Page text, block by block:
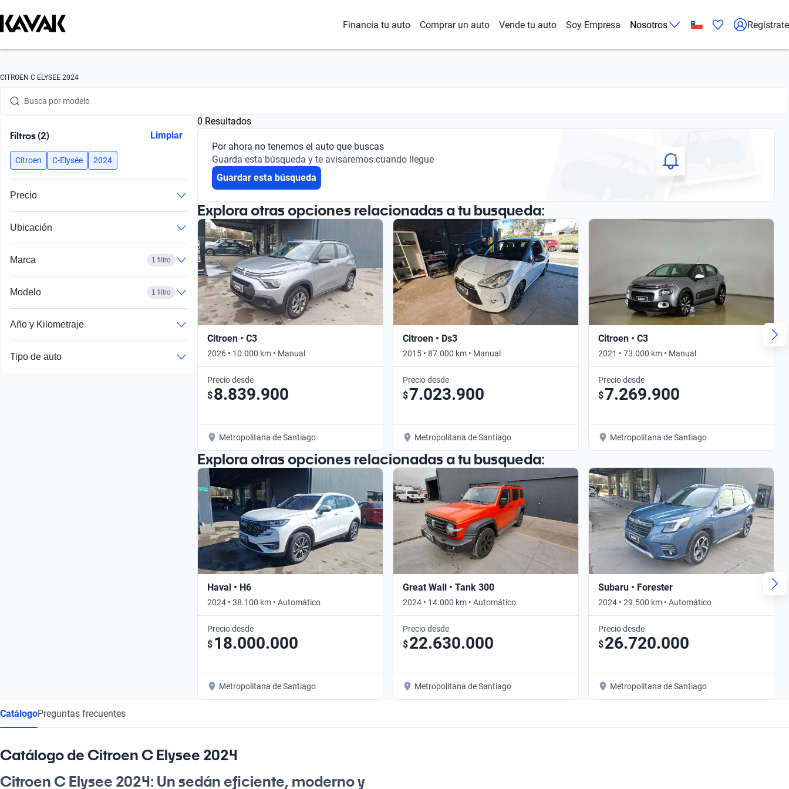
Financia tu auto Comprar un auto Vende tu auto Soy Empresa Nosotros Regístrate
CITROEN C ELYSEE 2024
Busca por marca
Busca por modelo
Busca por año
Busca por marca
Busca por versión
Busca por año
Filtros (2) Limpiar
Citroen C-Elysée 2024
Precio
Ubicación
Marca 1 filtro
Modelo 1 filtro
Año y Kilometraje
Tipo de auto
0 Resultados
Por ahora no tenemos el auto que buscas
Guarda esta búsqueda y te avisaremos cuando llegue
Guardar esta búsqueda
Explora otras opciones relacionadas a tu busqueda:
Citroen • C3
2026 • 10.000 km • Manual
Precio desde
$8.839.900
Metropolitana de Santiago
Citroen • Ds3
2015 • 87.000 km • Manual
Precio desde
$7.023.900
Metropolitana de Santiago
Citroen • C3
2021 • 73.000 km • Manual
Precio desde
$7.269.900
Metropolitana de Santiago
Explora otras opciones relacionadas a tu busqueda:
Haval • H6
2024 • 38.100 km • Automático
Precio desde
$ 18.000.000
Metropolitana de Santiago
Great Wall • Tank 300
2024 • 14.000 km • Automático
Precio desde
$22.630.000
Metropolitana de Santiago
Subaru • Forester
2024 • 29.500 km • Automático
Precio desde
$26.720.000
Metropolitana de Santiago
CatálogoPreguntas frecuentes
Catálogo de Citroen C Elysee 2024
Citroen C Elysee 2024: Un sedán eficiente, moderno y